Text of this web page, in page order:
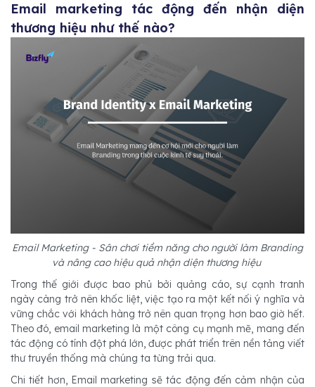
Email marketing tác động đến nhận diện
thương hiệu như thế nào?
Email Marketing - Sân chơi tiềm năng cho người làm Branding
và nâng cao hiệu quả nhận diện thương hiệu
Trong thế giới được bao phủ bởi quảng cáo, sự cạnh tranh
ngày càng trở nên khốc liệt, việc tạo ra một kết nối ý nghĩa và
vững chắc với khách hàng trở nên quan trọng hơn bao giờ hết.
Theo đó, email marketing là một công cụ mạnh mẽ, mang đến
tác động có tính đột phá lớn, được phát triển trên nền tảng viết
thư truyền thống mà chúng ta từng trải qua.
Chi tiết hơn, Email marketing sẽ tác động đến cảm nhận của